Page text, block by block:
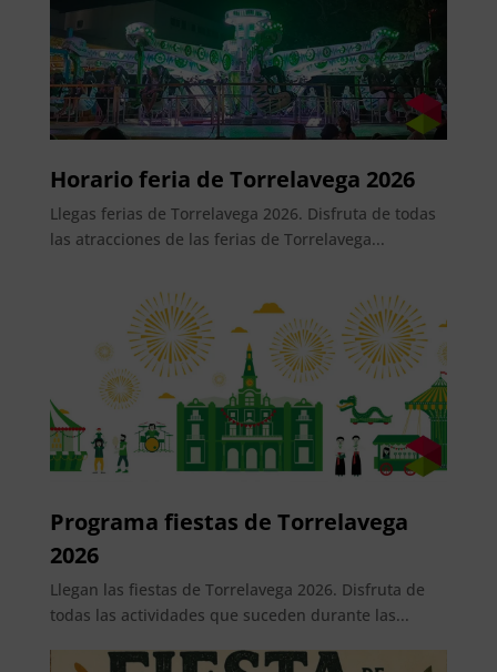
Horario feria de Torrelavega 2026
Llegas ferias de Torrelavega 2026. Disfruta de todas
las atracciones de las ferias de Torrelavega...
Programa fiestas de Torrelavega
2026
Llegan las fiestas de Torrelavega 2026. Disfruta de
todas las actividades que suceden durante las...